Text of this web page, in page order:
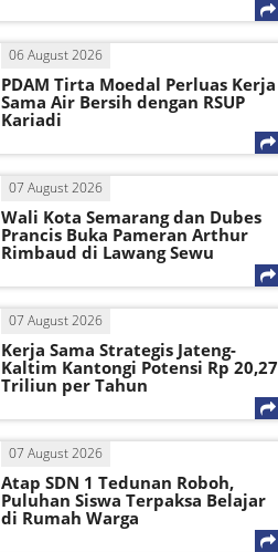
06 August 2026
PDAM Tirta Moedal Perluas Kerja
Sama Air Bersih dengan RSUP
Kariadi
07 August 2026
Wali Kota Semarang dan Dubes
Prancis Buka Pameran Arthur
Rimbaud di Lawang Sewu
07 August 2026
Kerja Sama Strategis Jateng-
Kaltim Kantongi Potensi Rp 20,27
Triliun per Tahun
07 August 2026
Atap SDN 1 Tedunan Roboh,
Puluhan Siswa Terpaksa Belajar
di Rumah Warga